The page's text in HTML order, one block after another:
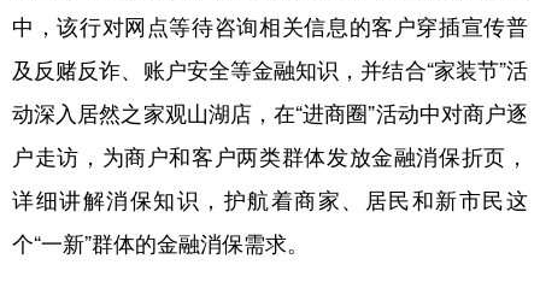
中，该行对网点等待咨询相关信息的客户穿插宣传普
及反赌反诈、账户安全等金融知识，并结合“家装节”活
动深入居然之家观山湖店，在“进商圈”活动中对商户逐
户走访，为商户和客户两类群体发放金融消保折页，
详细讲解消保知识，护航着商家、居民和新市民这
个“一新”群体的金融消保需求。